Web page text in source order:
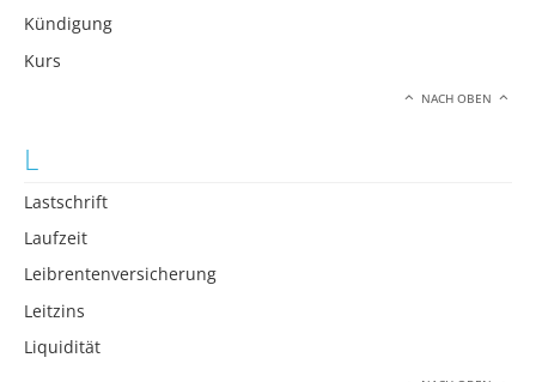
Kündigung
Kurs
NACH OBEN
L
Lastschrift
Laufzeit
Leibrentenversicherung
Leitzins
Liquidität